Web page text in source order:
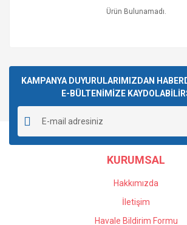
Ürün Bulunamadı.
KAMPANYA DUYURULARIMIZDAN
E-BÜLTENİMİZE
KURUMSAL
Hakkımızda
İletişim
Havale Bildirim Formu